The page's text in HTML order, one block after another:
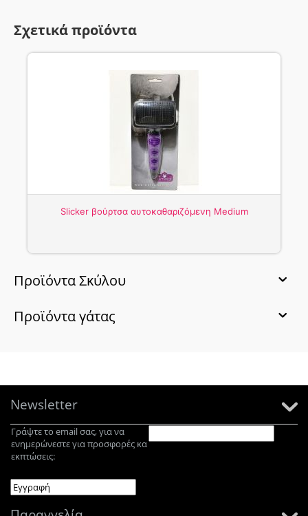
Σχετικά προϊόντα
Slicker βούρτσα αυτοκαθαριζόμενη Medium
Προϊόντα Σκύλου
Προϊόντα γάτας
Newsletter
Γράψτε το email σας, για να
ενημερώνεστε για προσφορές κα
εκπτώσεις: